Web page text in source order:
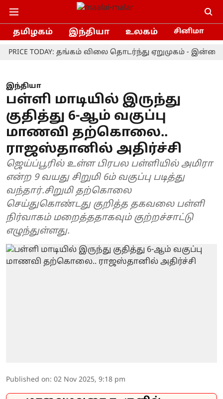
தமிழகம் இந்தியா உலகம் சினிமா
TODAY: தங்கம் விலை தொடர்ந்து ஏறுமுகம் - இன்றைய
இந்தியா
பள்ளி மாடியில் இருந்து
குதித்து 6-ஆம் வகுப்பு
மாணவி தற்கொலை..
ராஜஸ்தானில் அதிர்ச்சி
ஜெய்ப்பூரில் உள்ள பிரபல பள்ளியில் அமிரா
என்ற 9 வயது சிறுமி 6ம் வகுப்பு படித்து
வந்தார்.சிறுமி தற்கொலை
செய்துகொண்டது குறித்த தகவலை பள்ளி
நிர்வாகம் மறைத்ததாகவும் குற்றச்சாட்டு
எழுந்துள்ளது.
Published on: 02 Nov 2025, 9:18 pm